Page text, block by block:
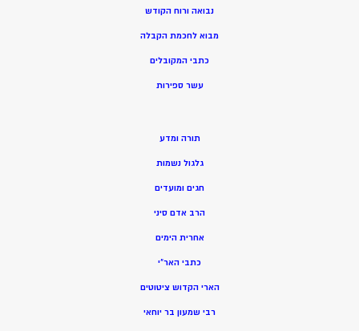
נבואה ורוח הקודש
מבוא לחכמת הקבלה
כתבי המקובלים
עשר ספירות
תורה ומדע
גלגול נשמות
חגים ומועדים
הרב אדם סיני
אחרית הימים
כתבי האר”י
הארי הקדוש ציטוטים
רבי שמעון בר יוחאי